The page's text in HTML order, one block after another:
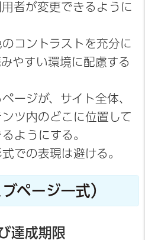
者が変更できるように
コントラストを充分に
やすい環境に配慮する
ージが、サイト全体、
ツ内のどこに位置して
ようにする。
での表現は避ける。
ページ一式）
達成期限